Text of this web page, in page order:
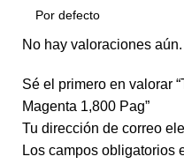
No hay valoraciones aún.
Sé el primero en valorar
Magenta 1,800 Pag”
Tu dirección de correo
Los campos obligatorios